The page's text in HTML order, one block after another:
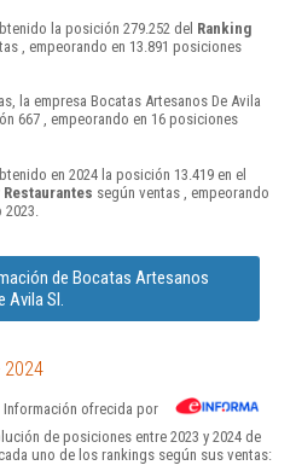
la posición 279.252 del Ranking
, empeorando en 13.891 posiciones
la empresa Bocatas Artesanos De Avila
667 , empeorando en 16 posiciones
en 2024 la posición 13.419 en el
según ventas , empeorando
de Bocatas Artesanos
Avila Sl.
Información ofrecida por
de posiciones entre 2023 y 2024 de
uno de los rankings según sus ventas: